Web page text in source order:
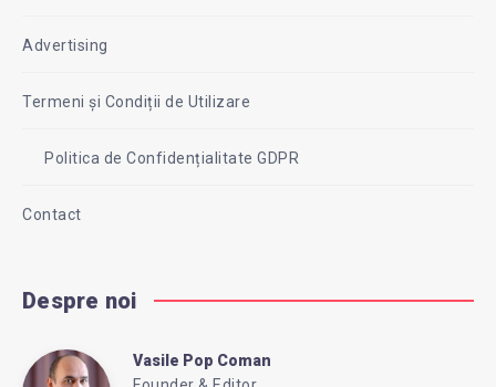
Advertising
Termeni și Condiții de Utilizare
Politica de Confidențialitate GDPR
Contact
Despre noi
Vasile Pop Coman